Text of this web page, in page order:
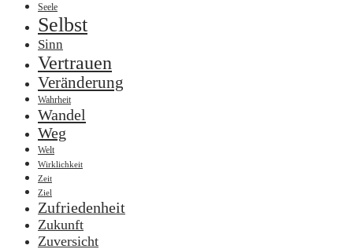
Seele
Selbst
Sinn
Vertrauen
Veränderung
Wahrheit
Wandel
Weg
Welt
Wirklichkeit
Zeit
Ziel
Zufriedenheit
Zukunft
Zuversicht